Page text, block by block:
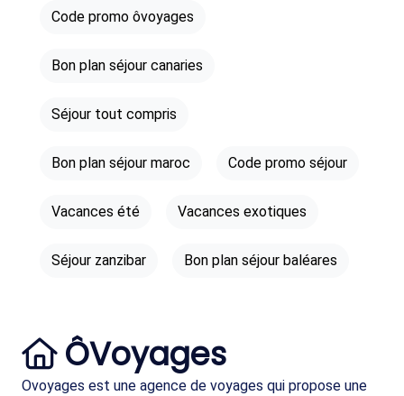
Code promo ôvoyages
Bon plan séjour canaries
Séjour tout compris
Bon plan séjour maroc Code promo séjour
Vacances été Vacances exotiques
Séjour zanzibar Bon plan séjour baléares
ÔVoyages
Ovoyages est une agence de voyages qui propose une